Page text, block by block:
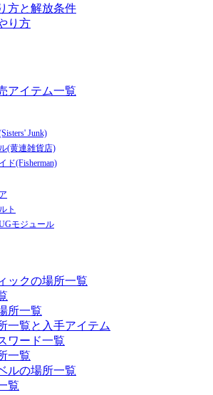
方と解放条件
り方
アイテム一覧
Junk)
(黄連雑貨店)
ド(Fisherman)
ト
モジュール
ックの場所一覧
所一覧
一覧と入手アイテム
ワード一覧
一覧
ルの場所一覧
覧